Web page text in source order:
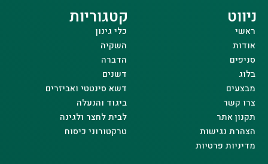
ניווט
ראשי
אודות
סניפים
בלוג
מבצעים
צרו קשר
תקנון אתר
הצהרת נגישות
מדיניות פרטיות
קטגוריות
כלי גינון
השקיה
הדברה
דשנים
דשא סינטטי ואביזרים
ביגוד והנעלה
לבית לחצר ולגינה
טרקטורוני כיסוח